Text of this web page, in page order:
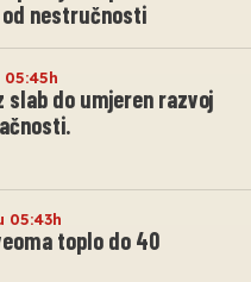
od nestručnosti
05:45h
slab do umjeren razvoj
05:43h
toplo do 40